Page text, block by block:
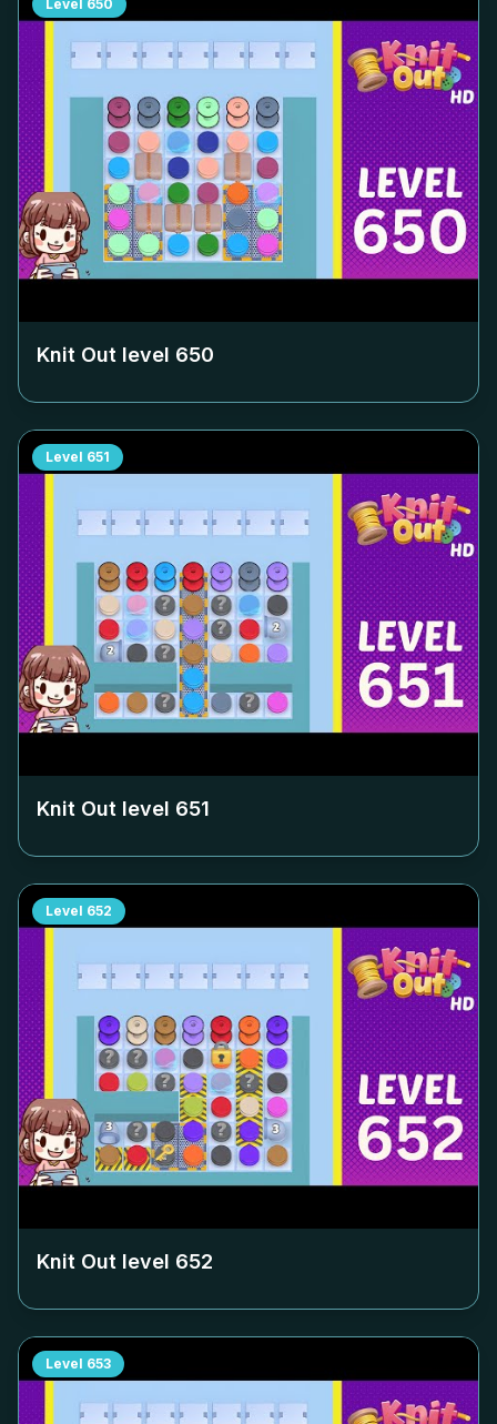
Level 650
Knit Out level 650
Level 651
Knit Out level 651
Level 652
Knit Out level 652
Level 653